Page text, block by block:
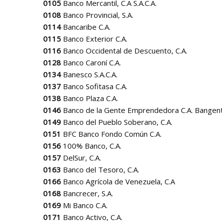
0105 Banco Mercantil, C.A S.A.C.A.
0108 Banco Provincial, S.A.
0114Bancaribe C.A.
0115 Banco Exterior C.A.
0116 Banco Occidental de Descuento, C.A.
0128 Banco Caroní C.A.
0134Banesco S.A.C.A.
0137 Banco Sofitasa C.A.
0138 Banco Plaza C.A.
0146 Banco de la Gente Emprendedora C.A.
0149 Banco del Pueblo Soberano, C.A.
0151 BFC Banco Fondo Común C.A.
0156 100% Banco, C.A.
0157 DelSur, C.A.
0163 Banco del Tesoro, C.A.
0166 Banco Agrícola de Venezuela, C.A
0168 Bancrecer, S.A.
0169 Mi Banco C.A.
0171 Banco Activo, C.A.